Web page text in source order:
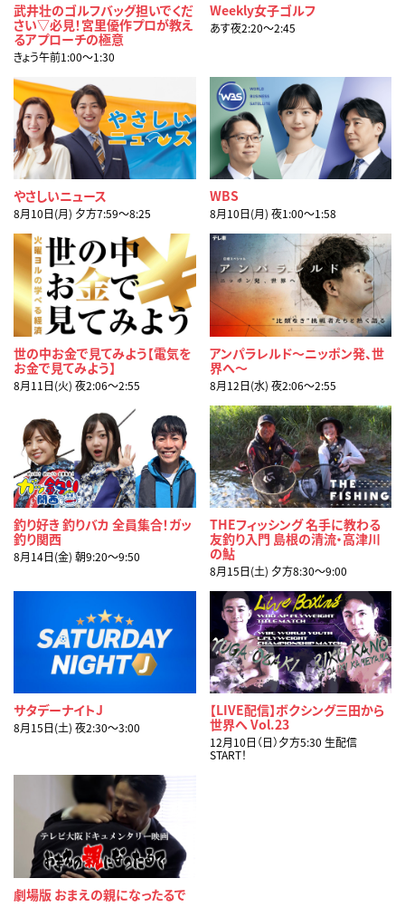
武井壮のゴルフバッグ担いでくだ
さい▽必見！宮里優作プロが教え
るアプローチの極意
きょう午前1:00〜1:30
Weekly女子ゴルフ
あす夜2:20〜2:45
やさしいニュース
8月10日(月) 夕方7:59〜8:25
WBS
8月10日(月) 夜1:00〜1:58
世の中お金で見てみよう【電気を
お金で見てみよう】
8月11日(火) 夜2:06〜2:55
アンパラレルド～ニッポン発、世
界へ～
8月12日(水) 夜2:06〜2:55
釣り好き 釣りバカ 全員集合！ガッ
釣り関西
8月14日(金) 朝9:20〜9:50
THEフィッシング 名手に教わる
友釣り入門 島根の清流・高津川
の鮎
8月15日(土) 夕方8:30〜9:00
サタデーナイトJ
8月15日(土) 夜2:30〜3:00
【LIVE配信】ボクシング三田から
世界へ Vol.23
12月10日（日）夕方5:30 生配信
START！
劇場版 おまえの親になったるで